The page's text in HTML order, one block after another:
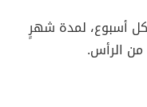
أسبوع، لمدة شهرٍ
من الرأس.